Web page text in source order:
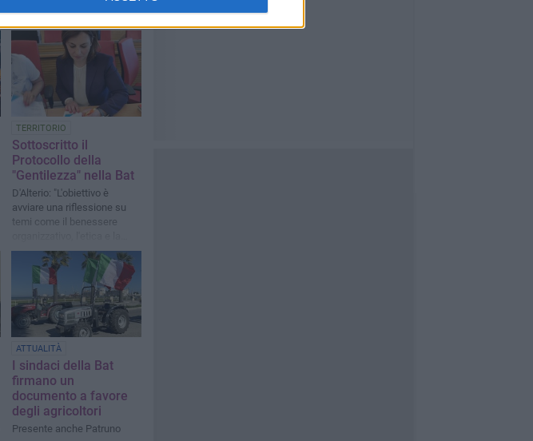
TERRITORIO
Sottoscritto il
Protocollo della
"Gentilezza" nella Bat
D'Alterio: "L'obiettivo è
avviare una riflessione su
temi come il benessere
legalità"
ATTUALITÀ
I sindaci della Bat
firmano un
documento a favore
degli agricoltori
Presente anche Patruno